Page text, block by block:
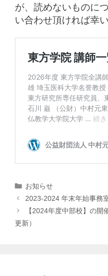
が、読めないものに
い合わせ頂ければ幸い
カ
テ
リ
ー
お知らせ
2023‐2024 年末年始事務
【2024年度中部校】の
更新）